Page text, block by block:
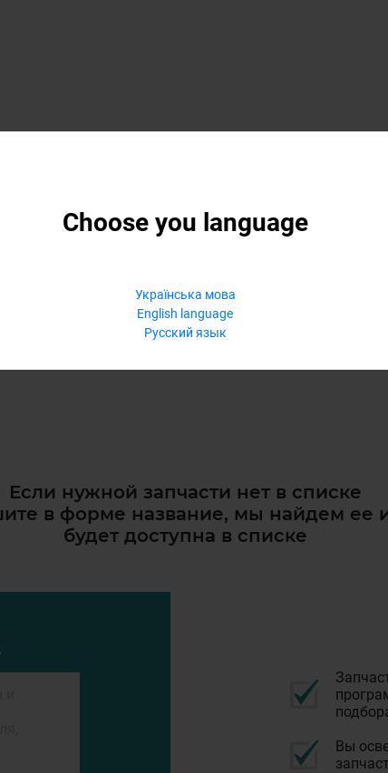
Choose you language
Українська мова
English language
Русский язык
Если нужной запчасти нет в списке
в форме название, мы найдем ее
будет доступна в списке
Вы